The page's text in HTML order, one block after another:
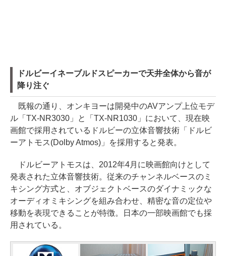
ドルビーイネーブルドスピーカーで天井全体から音が
降り注ぐ
既報の通り、オンキヨーは開発中のAVアンプ上位モデ
ル「TX-NR3030」と「TX-NR1030」において、現在映
画館で採用されているドルビーの立体音響技術「ドルビ
ーアトモス(Dolby Atmos)」を採用すると発表。
ドルビーアトモスは、2012年4月に映画館向けとして
発表された立体音響技術。従来のチャンネルベースのミ
キシング方式と、オブジェクトベースのダイナミックな
オーディオミキシングを組み合わせ、精密な音の定位や
移動を表現できることが特徴。日本の一部映画館でも採
用されている。